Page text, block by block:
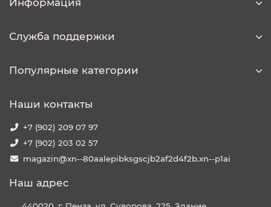
Информация
Служба поддержки
Популярные категории
Наши контакты
+7 (902) 209 07 97
+7 (902) 203 02 57
magazin@xn--80aalepibksgscjb2af2d4f2b.xn--p1ai
Наш адрес